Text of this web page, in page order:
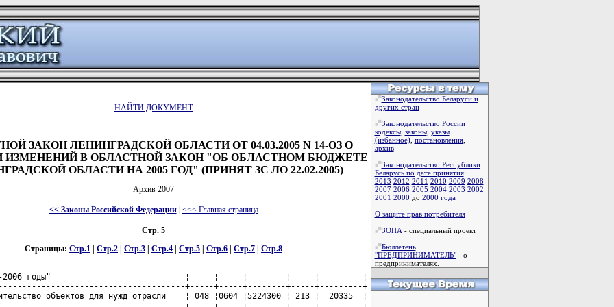
НАЙТИ ДОКУМЕНТ
ЗАКОН ЛЕНИНГРАДСКОЙ ОБЛАСТИ ОТ 04.03.2005 N 14-ОЗ О
ИЗМЕНЕНИЙ В ОБЛАСТНОЙ ЗАКОН "ОБ ОБЛАСТНОМ БЮДЖЕТЕ
ОБЛАСТИ НА 2005 ГОД" (ПРИНЯТ ЗС ЛО 22.02.2005)
Архив 2007
<< Законы Российской Федерации| <<< Главная страница
Стр. 5
Страницы: Стр.1 | Стр.2 | Стр.3 | Стр.4 | Стр.5 | Стр.6 | Стр.7 | Стр.8
Законодательство Беларуси и
других стран
Законодательство России
кодексы, законы, указы
(избанное), постановления,
архив
Законодательство Республики
Беларусь по дате принятия:
2013 2012 2011 2010 2009 2008
2007 2006 2005 2004 2003 2002
2001 2000 до 2000 года
О защите прав потребителя
ЗОНА - специальный проект
Бюллетень
"ПРЕДПРИНИМАТЕЛЬ"- о
предпринимателях.